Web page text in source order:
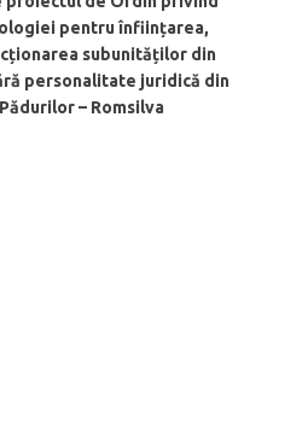
pentru înființarea,
subunităților din
personalitate juridică din
– Romsilva